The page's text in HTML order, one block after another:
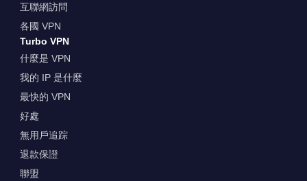
互聯網訪問
各國 VPN
Turbo VPN
什麼是 VPN
我的 IP 是什麼
最快的 VPN
好處
無用戶追踪
退款保證
聯盟